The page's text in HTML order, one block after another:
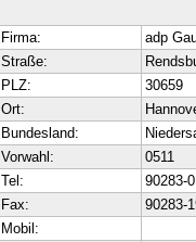
Firma:
adp
Straße:
PLZ:
30659
Ort:
Bundesland:
Vorwahl:
0511
Tel:
90283-0
Fax:
90283-
Mobil: